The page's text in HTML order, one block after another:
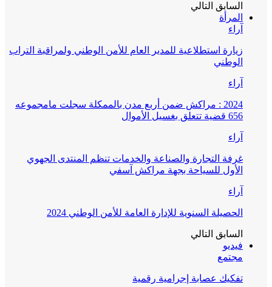
السابق التالي
المرأة
آراء
زيارة استطلاعية للمدير العام للأمن الوطني ولمراقبة التراب
الوطني
آراء
2024 : مراكش ضمن أربع مدن بالممكلة سجلت مامجموعه
656 قضية تتعلق بغسيل الأموال
آراء
غرفة التجارة والصناعة والخدمات تنظم المنتدى الجهوي
الأول للسياحة بجهة مراكش آسفي
آراء
الحصيلة السنوية للإدارة العامة للأمن الوطني 2024
السابق التالي
فيديو
مجتمع
تفكيك عصابة إجرامية رقمية